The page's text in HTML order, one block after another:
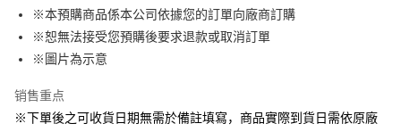
Google Pay
ATM付款
运送方式
※本預購商品係本公司依據您的訂單向廠商訂購
※恕無法接受您預購後要求退款或取消訂單
※圖片為示意
销售重点
※下單後之可收貨日期無需於備註填寫，商品實際到貨日需依原廠